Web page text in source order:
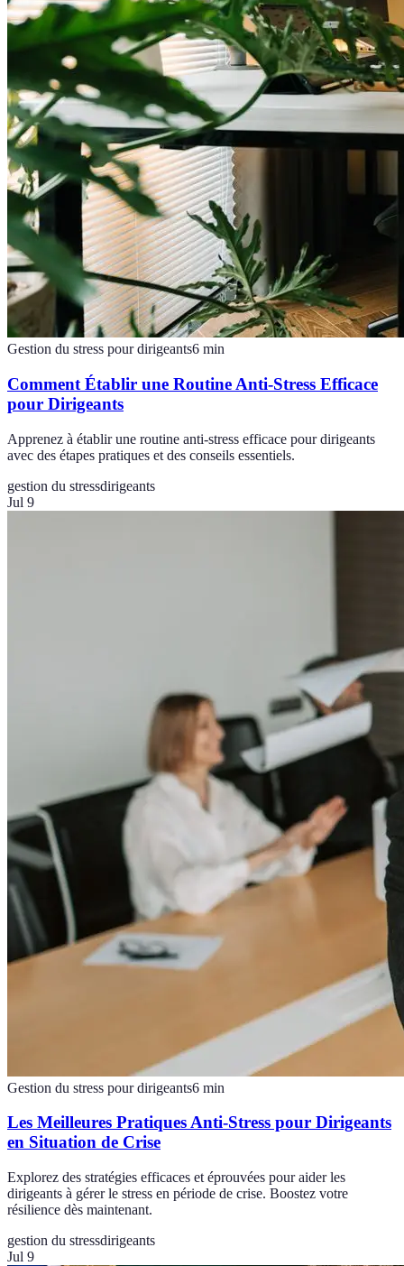
Gestion du stress pour dirigeants6 min
Comment Établir une Routine Anti-Stress Efficace
pour Dirigeants
Apprenez à établir une routine anti-stress efficace pour dirigeants
avec des étapes pratiques et des conseils essentiels.
gestion du stressdirigeants
Jul 9
Gestion du stress pour dirigeants6 min
Les Meilleures Pratiques Anti-Stress pour Dirigeants
en Situation de Crise
Explorez des stratégies efficaces et éprouvées pour aider les
dirigeants à gérer le stress en période de crise. Boostez votre
résilience dès maintenant.
gestion du stressdirigeants
Jul 9